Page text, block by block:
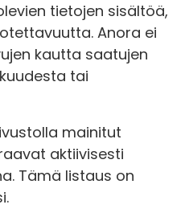
tietojen sisältöä,
Anora ei
kautta saatujen
tai
mainitut
aktiivisesti
Tämä listaus on